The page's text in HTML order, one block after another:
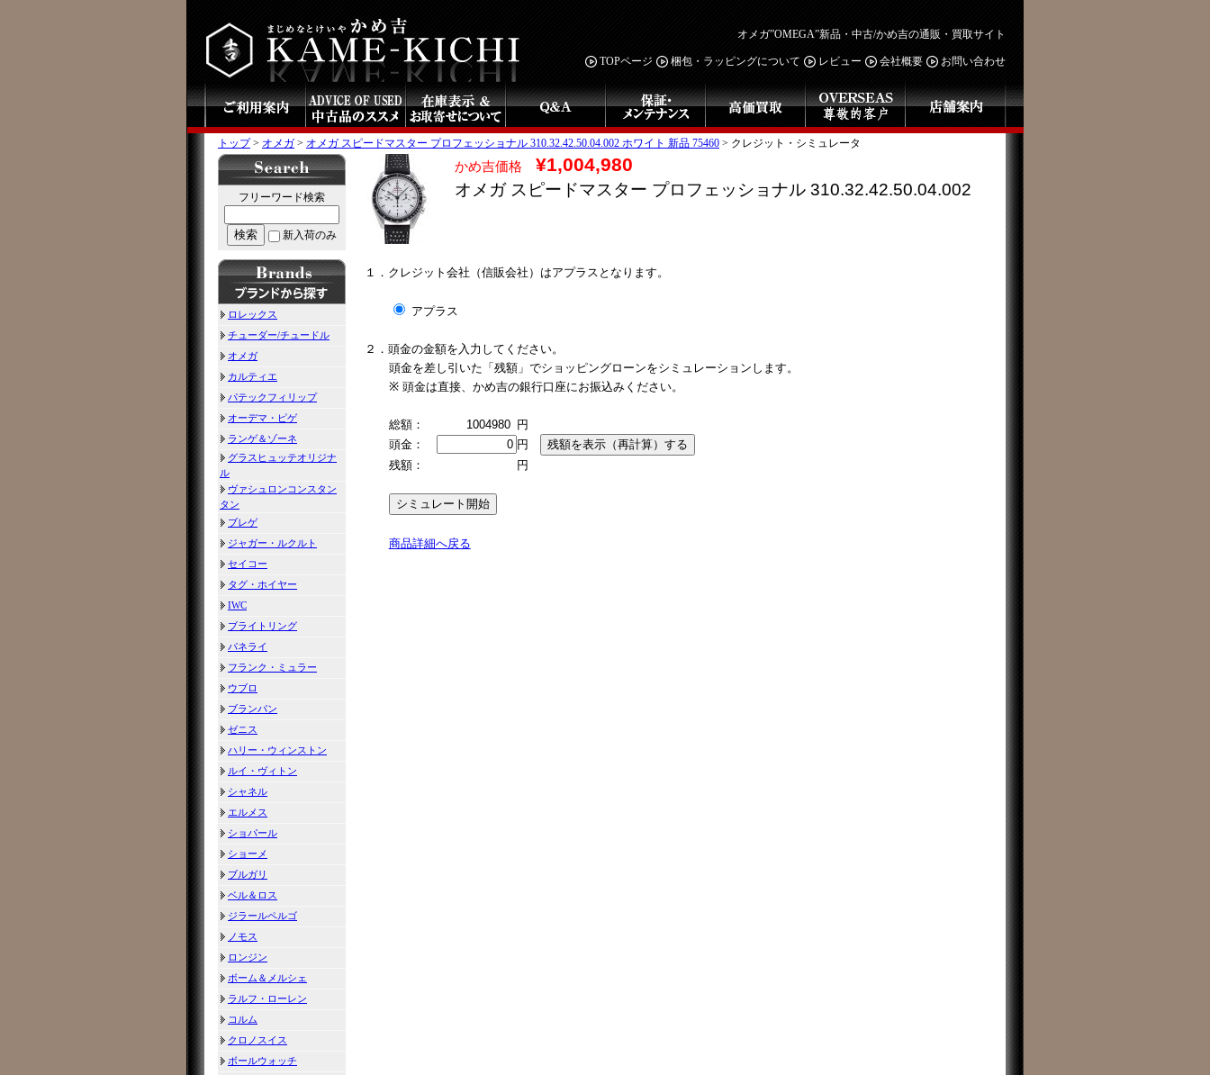
オメガ”OMEGA”新品・中古/かめ吉の通販・買取サイト
TOPページ 梱包・ラッピングについて レビュー 会社概要 お問い合わせ
トップ > オメガ > オメガ スピードマスター プロフェッショナル 310.32.42.50.04.002 ホワイト 新品 75460 > クレジット・シミュレータ
フリーワード検索
検索 新入荷のみ
ロレックス
チューダー/チュードル
オメガ
カルティエ
パテックフィリップ
オーデマ・ピゲ
ランゲ＆ゾーネ
グラスヒュッテオリジナ
ル
ヴァシュロンコンスタン
タン
ブレゲ
ジャガー・ルクルト
セイコー
タグ・ホイヤー
IWC
ブライトリング
パネライ
フランク・ミュラー
ウブロ
ブランパン
ゼニス
ハリー・ウィンストン
ルイ・ヴィトン
シャネル
エルメス
ショパール
ショーメ
ブルガリ
ベル＆ロス
ジラールペルゴ
ノモス
ロンジン
ボーム＆メルシェ
ラルフ・ローレン
コルム
クロノスイス
ボールウォッチ
かめ吉価格 ¥1,004,980
オメガ スピードマスター プロフェッショナル 310.32.42.50.04.002
１．クレジット会社（信販会社）はアプラスとなります。
アプラス
２．頭金の金額を入力してください。
頭金を差し引いた「残額」でショッピングローンをシミュレーションします。
※ 頭金は直接、かめ吉の銀行口座にお振込みください。
総額： 1004980 円
頭金：
円
残額：
円
商品詳細へ戻る